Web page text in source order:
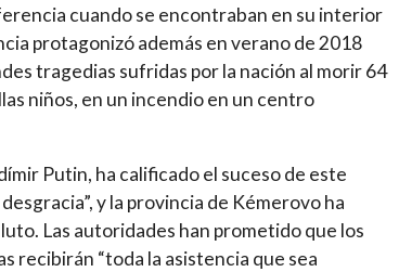
cuando se encontraban en su interior
protagonizó además en verano de 2018
tragedias sufridas por la nación al morir 64
niños, en un incendio en un centro
Putin, ha calificado el suceso de este
y la provincia de Kémerovo ha
Las autoridades han prometido que los
recibirán “toda la asistencia que sea